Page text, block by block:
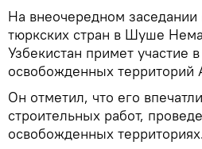
На внеочередном
тюркских стран в Шуше
Узбекистан примет участие
освобожденных территорий
Он отметил, что его
строительных работ,
освобожденных